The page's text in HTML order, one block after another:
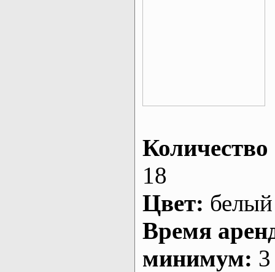
Количество
18
Цвет: белый
Время
минимум: